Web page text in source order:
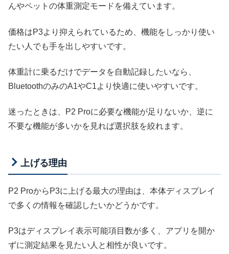
んやペットの体重測定モードを備えています。
価格はP3より抑えられているため、機能をしっかり使い
たい人でも手を出しやすいです。
体重計に乗るだけでデータを自動記録したいなら、
BluetoothのみのA1やC1より快適に使いやすいです。
迷ったときは、P2 Proに必要な機能が足りないか、逆に
不要な機能が多いかを見れば選択肢を絞れます。
上げる理由
P2 ProからP3に上げる最大の理由は、本体ディスプレイ
で多くの情報を確認したいかどうかです。
P3はディスプレイ表示可能項目数が多く、アプリを開か
ずに測定結果を見たい人と相性が良いです。